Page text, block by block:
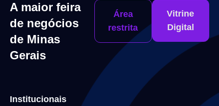
A maior feira
de negócios
de Minas
Gerais
Área
restrita
Vitrine
Digital
Institucionais